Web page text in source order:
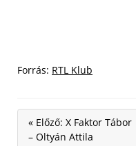
Forrás: RTL Klub
« Előző: X Faktor Tábor
– Oltyán Attila